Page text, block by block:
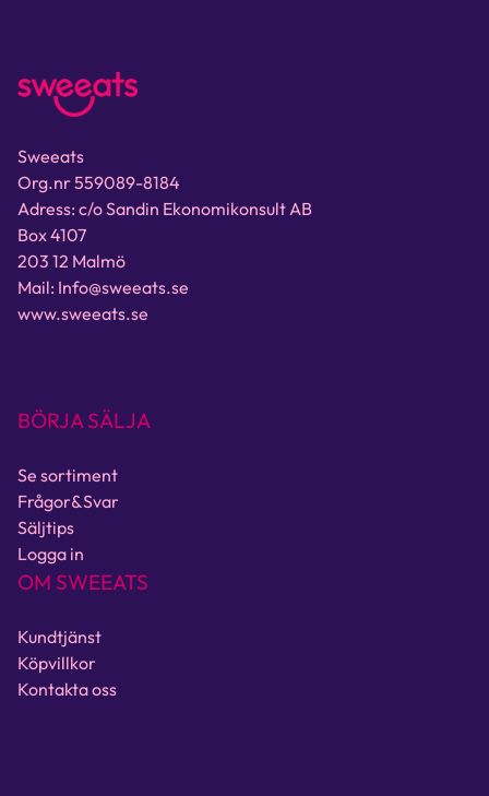
Sweeats
Org.nr 559089-8184
Adress: c/o Sandin Ekonomikonsult AB
Box 4107
203 12 Malmö
Mail: Info@sweeats.se
www.sweeats.se
BÖRJA SÄLJA
Se sortiment
Frågor&Svar
Säljtips
Logga in
OM SWEEATS
Kundtjänst
Köpvillkor
Kontakta oss